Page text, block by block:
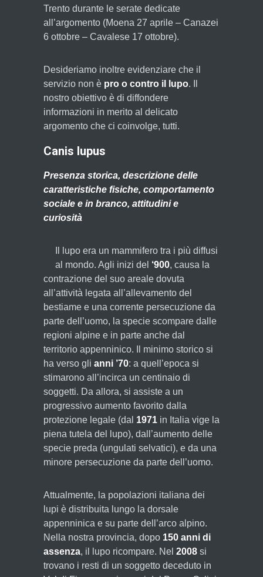
Trento durante le serate dedicate
all’argomento (Moena 27 aprile – Canazei
6 ottobre – Cavalese 17 ottobre).
Desideriamo inoltre evidenziare che il
servizio non è pro o contro il lupo. Il
nostro obiettivo è di diffondere
informazioni in merito al delicato
argomento che ci coinvolge, tutti.
Canis lupus
Presenza storica, descrizione delle
caratteristiche fisiche, comportamento
sociale e in branco, attitudini e
curiosità
Il lupo era un mammifero tra i più diffusi
al mondo. Agli inizi del ‘900, causa la
contrazione del suo areale dovuta
all’attività legata all’allevamento del
bestiame e una corrente persecuzione da
parte dell’uomo, la specie scompare dalle
regioni alpine e in parte anche dal
territorio appenninico. Il minimo storico si
ha verso gli anni ’70: a quell’epoca si
stimarono all’incirca un centinaio di
soggetti. Da allora, si assiste a un
progressivo aumento favorito dalla
protezione legale (dal 1971 in Italia vige la
piena tutela del lupo), dall’aumento delle
specie preda (ungulati selvatici), e da una
minore persecuzione da parte dell’uomo.
Attualmente, la popolazioni italiana dei
lupi è distribuita lungo la dorsale
appenninica e su parte dell’arco alpino.
Nella nostra provincia, dopo 150 anni di
assenza, il lupo ricompare. Nel 2008 si
trovano i resti di un soggetto deceduto in